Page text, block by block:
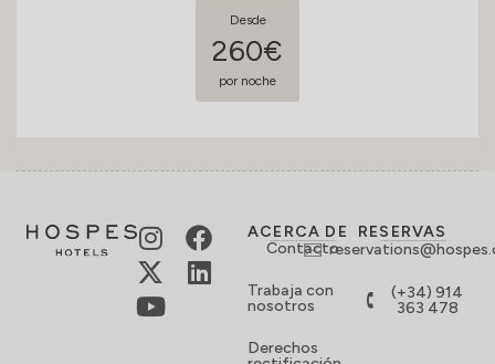
Desde
260€
por noche
ACERCA DE
Contacto
Trabaja con
nosotros
Derechos
RESERVAS
(+34) 914
363 478